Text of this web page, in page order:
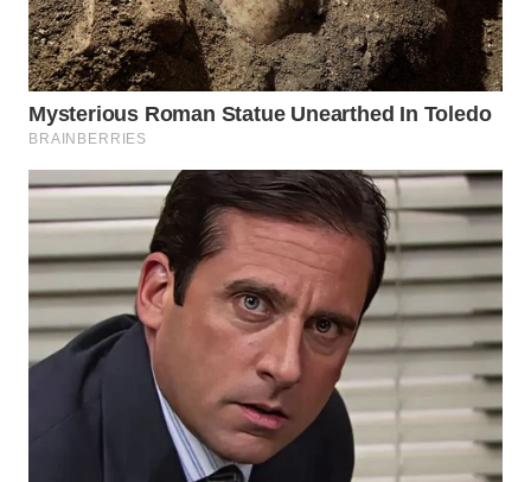
WN
MANDALIKA
WN
LIKUPANG
WN
LABUANBAJO
WN
BORNEO
Wahana